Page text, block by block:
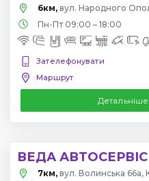
6км, вул. Народного
Пн-Пт 09:00 – 18:00
Зателефонувати
Маршрут
Детальніше
ВЕДА АВТОСЕРВІС
7км, вул. Волинська 66а,